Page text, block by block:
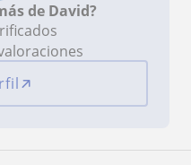
de David?